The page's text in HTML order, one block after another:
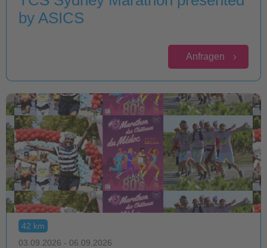
by ASICS
Anfragen
42 km
03.09.2026 - 06.09.2026